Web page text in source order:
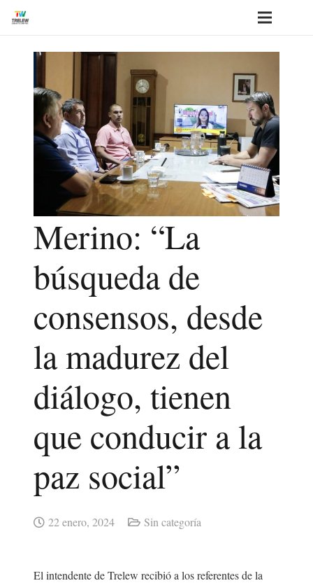
Merino: “La
búsqueda de
consensos, desde
la madurez del
diálogo, tienen
que conducir a la
paz social”
22 enero, 2024 Sin categoría
El intendente de Trelew recibió a los referentes de la